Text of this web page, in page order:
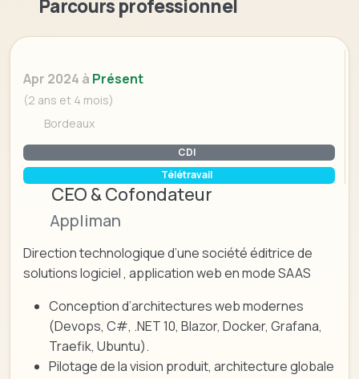
Parcours professionnel
Apr 2024 à Présent
(2 ans et 4 mois)
Bordeaux
CDI
Télétravail
CEO & Cofondateur
Appliman
Direction technologique d’une société éditrice de
solutions logiciel , application web en mode SAAS
Conception d’architectures web modernes
(Devops, C#, .NET 10, Blazor, Docker, Grafana,
Traefik, Ubuntu).
Pilotage de la vision produit, architecture globale